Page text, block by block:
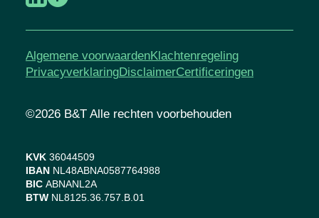
Algemene voorwaardenKlachtenregeling
PrivacyverklaringDisclaimerCertificeringen
©2026 B&T Alle rechten voorbehouden
KVK 36044509
IBAN NL48ABNA0587764988
BIC ABNANL2A
BTW NL8125.36.757.B.01